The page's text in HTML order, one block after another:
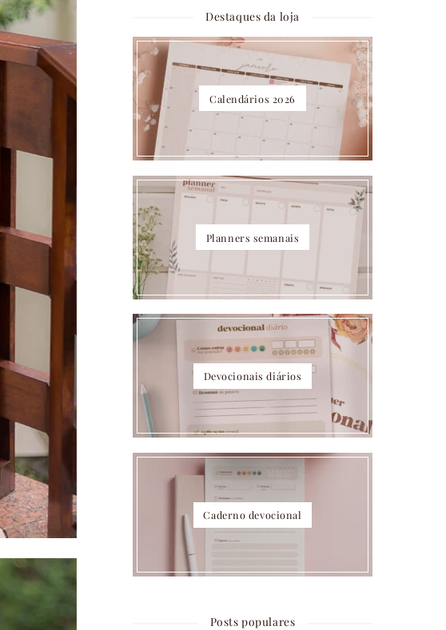
Destaques da loja
Calendários 2026
Planners semanais
Devocionais diários
Caderno devocional
Posts populares